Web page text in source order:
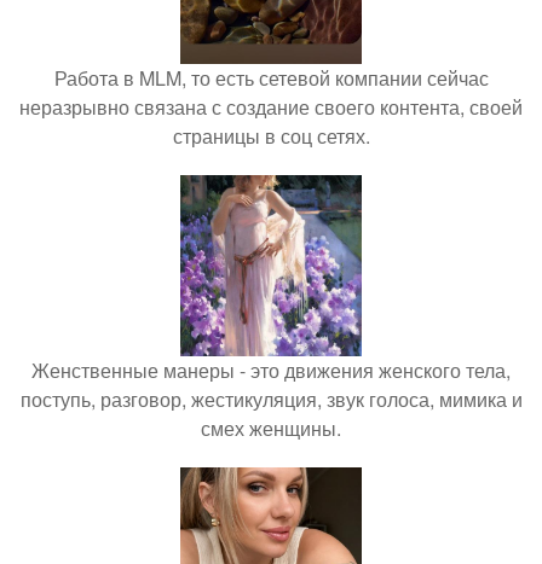
Работа в MLM, то есть сетевой компании сейчас
неразрывно связана с создание своего контента, своей
страницы в соц сетях.
Женственные манеры - это движения женского тела,
поступь, разговор, жестикуляция, звук голоса, мимика и
смех женщины.